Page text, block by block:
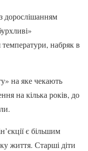
дорослішанням
температури, набряк в
на яке чекають
на кілька років, до
є більшим
життя. Старші діти